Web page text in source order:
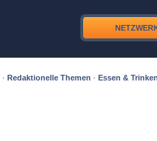
· Redaktionelle Themen · Essen &